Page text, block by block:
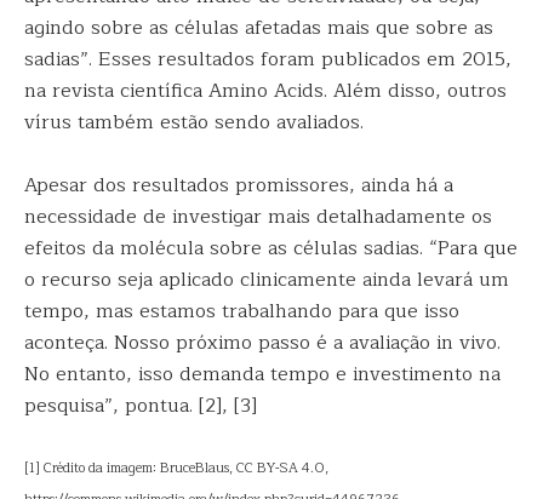
agindo sobre as células afetadas mais que sobre as
sadias”. Esses resultados foram publicados em 2015,
na revista científica Amino Acids. Além disso, outros
vírus também estão sendo avaliados.
Apesar dos resultados promissores, ainda há a
necessidade de investigar mais detalhadamente os
efeitos da molécula sobre as células sadias. “Para que
o recurso seja aplicado clinicamente ainda levará um
tempo, mas estamos trabalhando para que isso
aconteça. Nosso próximo passo é a avaliação in vivo.
No entanto, isso demanda tempo e investimento na
pesquisa”, pontua. [2], [3]
[1] Crédito da imagem: BruceBlaus, CC BY-SA 4.0,